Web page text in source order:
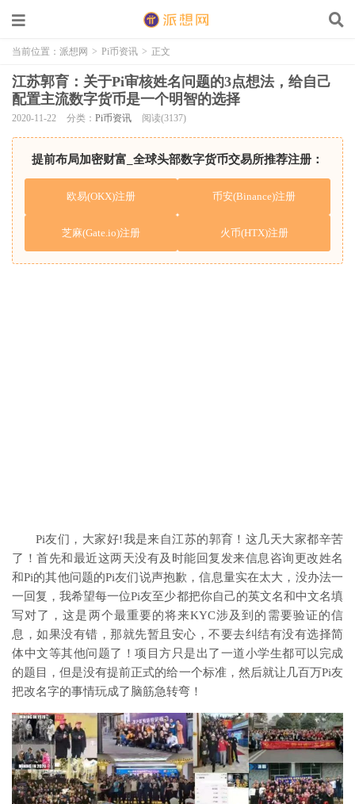
当前位置： 派想网 > Pi币资讯 > 正文
江苏郭育：关于Pi审核姓名问题的3点想法，给自己
配置主流数字货币是一个明智的选择
2020-11-22 分类： Pi币资讯 阅读(3137)
提前布局加密财富_全球头部数字货币交易所推荐注册：
欧易(OKX)注册 币安(Binance)注册
芝麻(Gate.io)注册 火币(HTX)注册
Pi友们，大家好!我是来自江苏的郭育！这几天大家都辛苦
了！首先和最近这两天没有及时能回复发来信息咨询更改姓名
和Pi的其他问题的Pi友们说声抱歉，信息量实在太大，没办法一
一回复，我希望每一位Pi友至少都把你自己的英文名和中文名填
写对了，这是两个最重要的将来KYC涉及到的需要验证的信
息，如果没有错，那就先暂且安心，不要去纠结有没有选择简
体中文等其他问题了！项目方只是出了一道小学生都可以完成
的题目，但是没有提前正式的给一个标准，然后就让几百万Pi友
把改名字的事情玩成了脑筋急转弯！